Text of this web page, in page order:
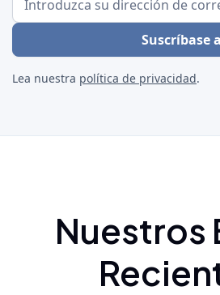
Lea nuestra política de privacidad.
Nuestros